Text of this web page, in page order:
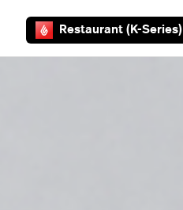
Restaurant (K-Series)